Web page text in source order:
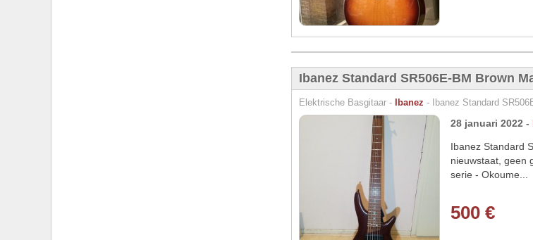
Ibanez Standard SR506E-BM Brown
Elektrische Basgitaar - Ibanez - Ibanez Standard
28 januari 2022 -
Ibanez Standard
nieuwstaat, geen
serie - Okoume...
500 €